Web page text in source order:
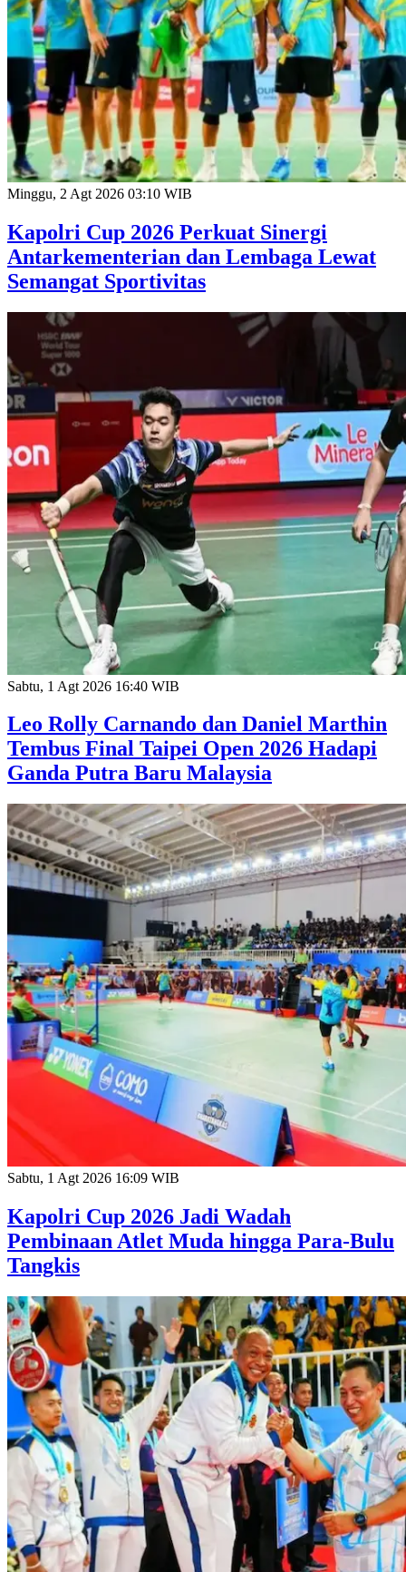
Minggu, 2 Agt 2026 03:10 WIB
Kapolri Cup 2026 Perkuat Sinergi
Antarkementerian dan Lembaga Lewat
Semangat Sportivitas
Sabtu, 1 Agt 2026 16:40 WIB
Leo Rolly Carnando dan Daniel Marthin
Tembus Final Taipei Open 2026 Hadapi
Ganda Putra Baru Malaysia
Sabtu, 1 Agt 2026 16:09 WIB
Kapolri Cup 2026 Jadi Wadah
Pembinaan Atlet Muda hingga Para-Bulu
Tangkis